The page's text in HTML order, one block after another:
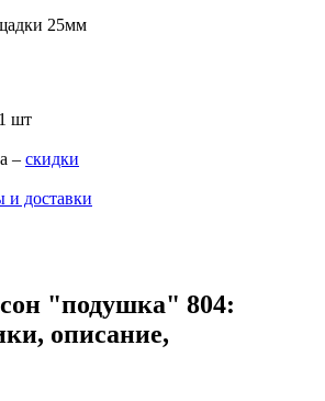
25мм
1 шт
– скидки
и доставки
"подушка" 804:
описание,